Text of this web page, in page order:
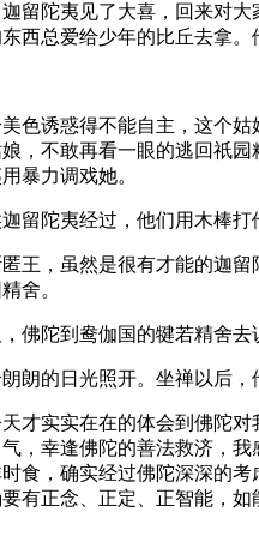
留陀夷见了大喜，回来对
西总爱给少年的比丘去拿
诱惑得不能自主，这个
，不敢再看一眼的逃回祇
暴力调戏她。
陀夷经过，他们用木棒打
，虽然是很有才能的迦
舍。
陀到鸯伽国的犍若精舍去
的日光照开。坐禅以后，
实实在在的体会到佛陀
，幸逢佛陀的善法救济，
食，确实经过佛陀深深的
有正念、正定、正智能，